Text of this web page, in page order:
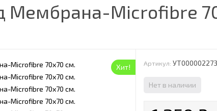
Мембрана-Microfibre
Хит! Артикул:
Нет в наличии